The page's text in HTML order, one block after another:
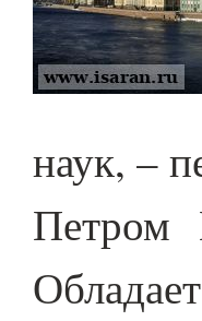
наук, –
Петром